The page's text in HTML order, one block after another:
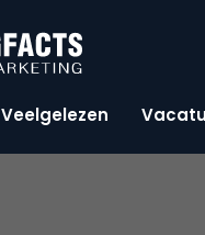
Veelgelezen